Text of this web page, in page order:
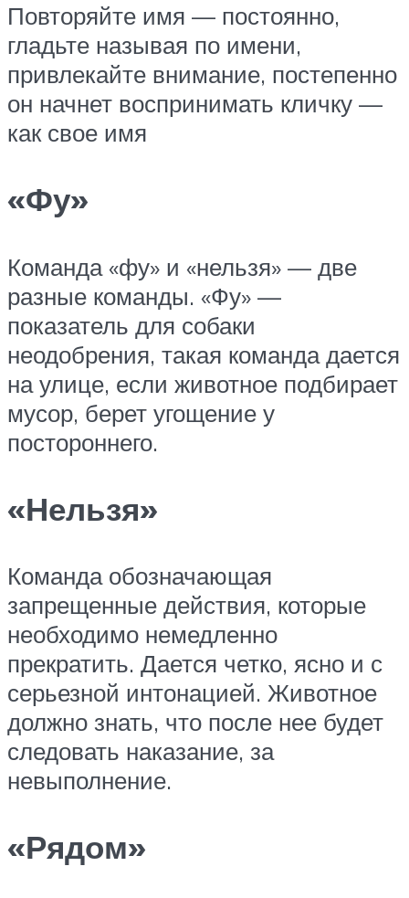
Повторяйте имя — постоянно,
гладьте называя по имени,
привлекайте внимание, постепенно
он начнет воспринимать кличку —
как свое имя
«Фу»
Команда «фу» и «нельзя» — две
разные команды. «Фу» —
показатель для собаки
неодобрения, такая команда дается
на улице, если животное подбирает
мусор, берет угощение у
постороннего.
«Нельзя»
Команда обозначающая
запрещенные действия, которые
необходимо немедленно
прекратить. Дается четко, ясно и с
серьезной интонацией. Животное
должно знать, что после нее будет
следовать наказание, за
невыполнение.
«Рядом»